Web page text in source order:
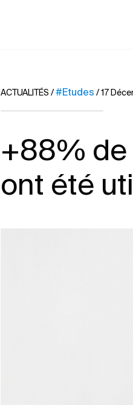
ACTUALITÉS /#Etudes /17
+88% de
ont été